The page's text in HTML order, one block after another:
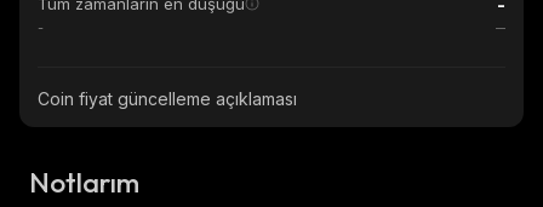
-
Coin fiyat güncelleme açıklaması
Notlarım